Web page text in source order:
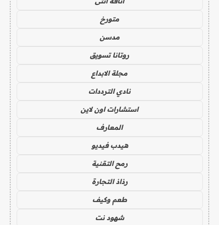
متورخ
مدسن
روتانا تسويق
مجلة الابداع
نادي الترددات
استشارات اون لاين
المعارف
هيدب فيديو
رمح التقنية
رذاذ التجارة
طعم وكيف
شهود نت